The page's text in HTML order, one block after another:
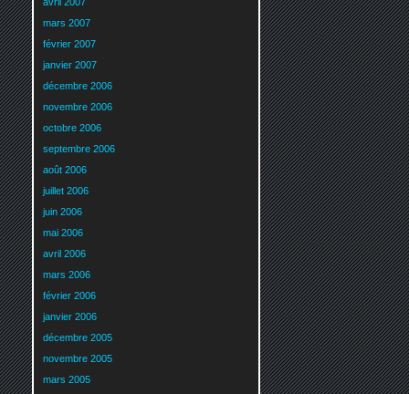
mars 2007
février 2007
janvier 2007
décembre 2006
novembre 2006
octobre 2006
septembre 2006
août 2006
juillet 2006
juin 2006
mai 2006
avril 2006
mars 2006
février 2006
janvier 2006
décembre 2005
novembre 2005
mars 2005